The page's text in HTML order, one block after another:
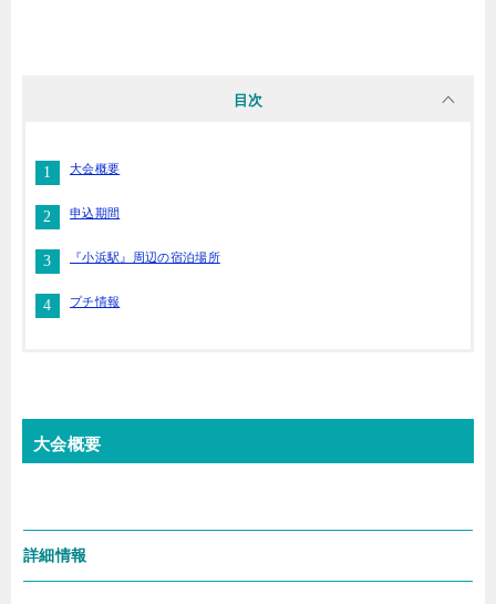
目次
大会概要
申込期間
『小浜駅』周辺の宿泊場所
プチ情報
大会概要
詳細情報